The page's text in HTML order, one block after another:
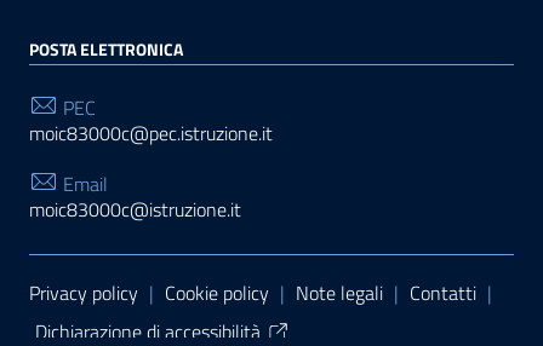
POSTA ELETTRONICA
PEC
moic83000c@pec.istruzione.it
Email
moic83000c@istruzione.it
Sezione Link Utili
Privacy policy | Cookie policy | Note legali | Contatti |
Dichiarazione di accessibilità